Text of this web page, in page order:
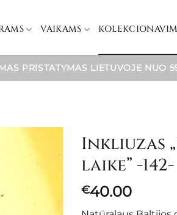
VAIKAMS
PRISTATYMAS LIETUVOJE NUO
Inkliuzas
laike” -142-
€40.00